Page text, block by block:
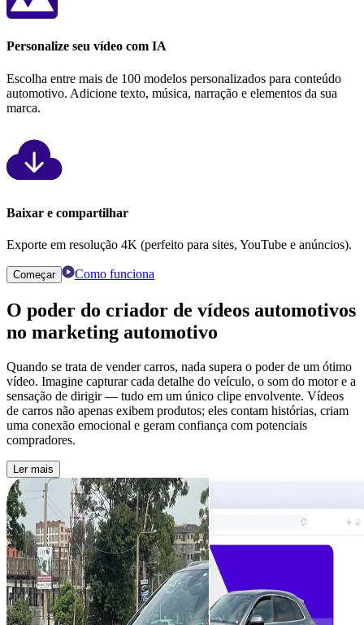
Personalize seu vídeo com IA
Escolha entre mais de 100 modelos personalizados para conteúdo
automotivo. Adicione texto, música, narração e elementos da sua
marca.
Baixar e compartilhar
Exporte em resolução 4K (perfeito para sites, YouTube e anúncios).
Começar Como funciona
O poder do criador de vídeos automotivos
no marketing automotivo
Quando se trata de vender carros, nada supera o poder de um ótimo
vídeo. Imagine capturar cada detalhe do veículo, o som do motor e a
sensação de dirigir — tudo em um único clipe envolvente. Vídeos
de carros não apenas exibem produtos; eles contam histórias, criam
uma conexão emocional e geram confiança com potenciais
compradores.
Ler mais